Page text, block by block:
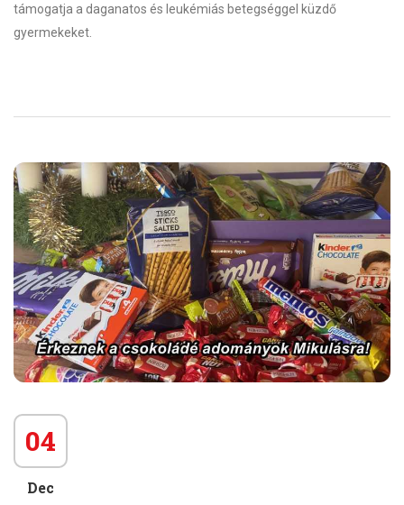
támogatja a daganatos és leukémiás betegséggel küzdő
gyermekeket.
04
Dec